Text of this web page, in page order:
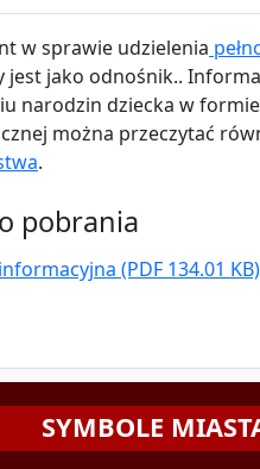
w sprawie udzielenia
jest jako odnośnik..
narodzin dziecka w formie
można przeczytać
.
pobrania
(PDF 134.01 KB)
SYMBOLE